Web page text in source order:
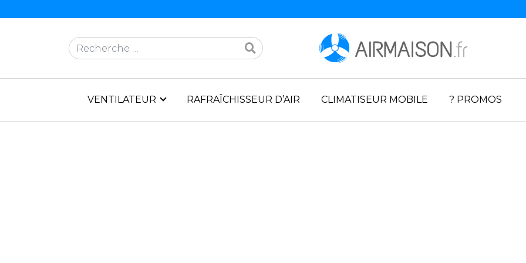
Rechercher
VENTILATEUR RAFRAÎCHISSEUR D’AIR CLIMATISEUR MOBILE ? PROMOS